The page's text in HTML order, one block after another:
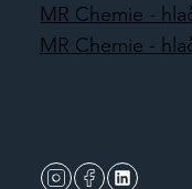
MR Chemie -
MR Chemie -